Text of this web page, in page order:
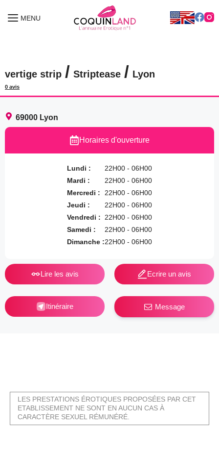
MENU
MENU
vertige strip / Striptease / Lyon
0 avis
69000 Lyon
Horaires d'ouverture
Lundi :
Mardi :
Mercredi :
Jeudi :
Vendredi :
Samedi :
Dimanche :
22H00 - 06H00
22H00 - 06H00
22H00 - 06H00
22H00 - 06H00
22H00 - 06H00
22H00 - 06H00
22H00 - 06H00
Lire les avis Ecrire un avis
Itinéraire Message
LES PRESTATIONS ÉROTIQUES PROPOSÉES PAR CET
ETABLISSEMENT NE SONT EN AUCUN CAS À
CARACTÈRE SEXUEL RÉMUNÉRÉ.